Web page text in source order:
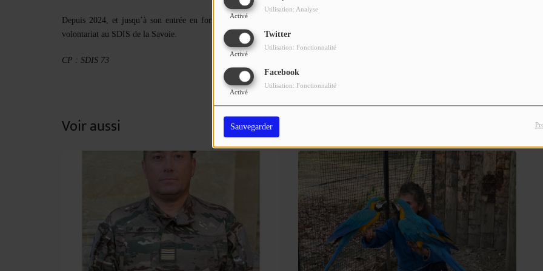
Activé
Utilisation: Analyse
Twitter
Activé
Utilisation: Fonctionnalité
Facebook
Activé
Utilisation: Fonctionnalité
Sauvegarder
Depuis 2024, et jusqu’à son entrée en formation d’élève-colonel à l’ENSOSP, il occupait les fonctions de chef du groupement
volontariat au SDIS de la Savoie.
CP : SDIS 73
Voir aussi